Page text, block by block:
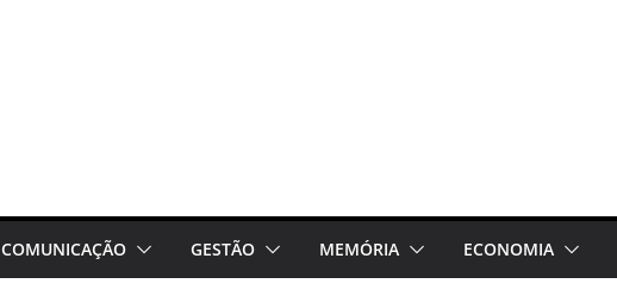
COMUNICAÇÃO GESTÃO MEMÓRIA ECONOMIA